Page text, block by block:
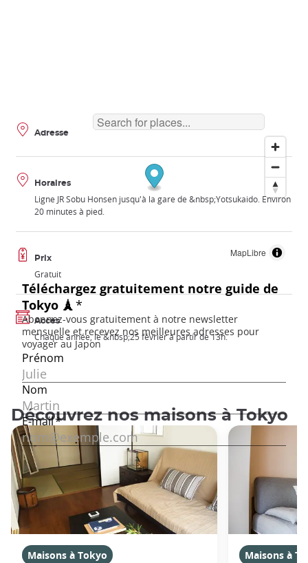
MapLibre
Adresse
Horaires
Ligne JR Sobu Honsen jusqu'à la gare de &nbsp;Yotsukaido. Environ
20 minutes à pied.
Prix
Gratuit
Accès
Chaque année, le &nbsp;25 février à partir de 13h.
Découvrez nos maisons à Tokyo
Maisons à Tokyo
Maisons à